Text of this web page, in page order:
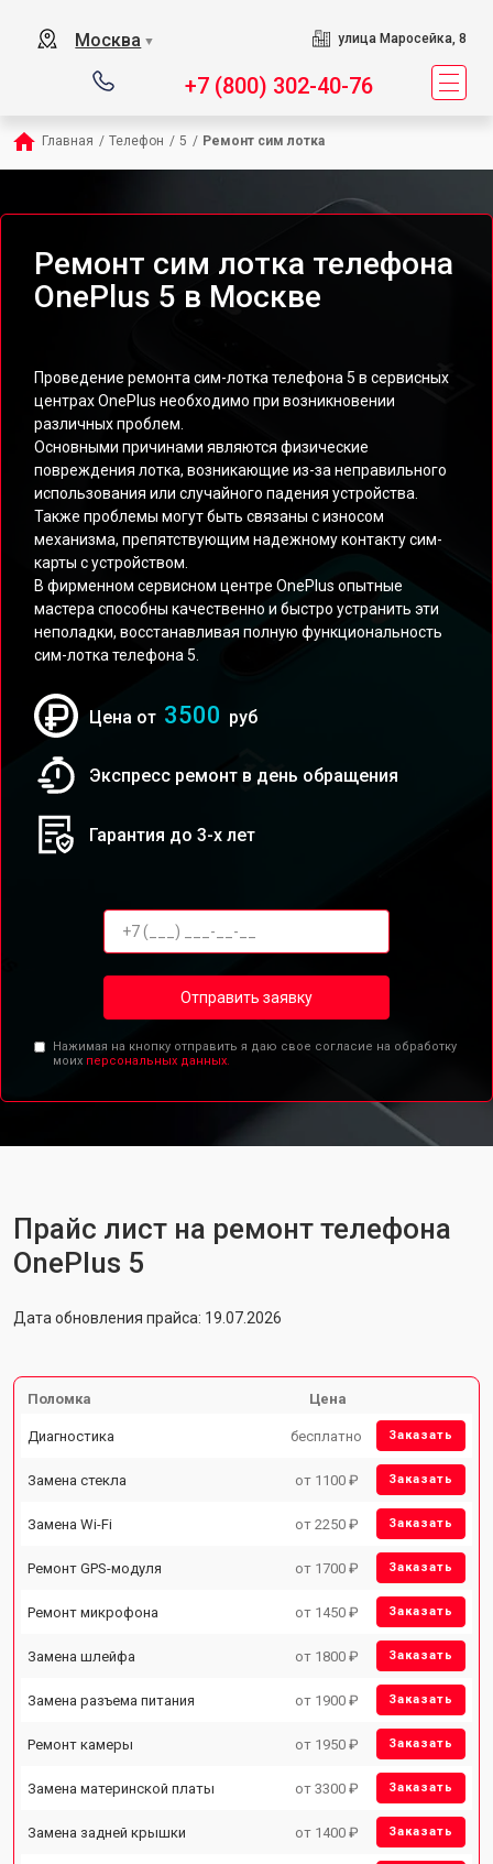
Москва ▼ улица Маросейка, 8
+7 (800) 302-40-76
Главная / Телефон / 5 / Ремонт сим лотка
Ремонт сим лотка телефона
OnePlus 5 в Москве
Проведение ремонта сим-лотка телефона 5 в сервисных
центрах OnePlus необходимо при возникновении
различных проблем.
Основными причинами являются физические
повреждения лотка, возникающие из-за неправильного
использования или случайного падения устройства.
Также проблемы могут быть связаны с износом
механизма, препятствующим надежному контакту сим-
карты с устройством.
В фирменном сервисном центре OnePlus опытные
мастера способны качественно и быстро устранить эти
неполадки, восстанавливая полную функциональность
сим-лотка телефона 5.
Цена от 3500 руб
Экспресс ремонт в день обращения
Гарантия до 3-х лет
Отправить заявку
Нажимая на кнопку отправить я даю свое согласие на обработку
моих персональных данных.
Прайс лист на ремонт телефона
OnePlus 5
Дата обновления прайса: 19.07.2026
Поломка Цена
Диагностика бесплатно Заказать
Замена стекла от 1100 ₽ Заказать
Замена Wi-Fi от 2250 ₽ Заказать
Ремонт GPS-модуля от 1700 ₽ Заказать
Ремонт микрофона от 1450 ₽ Заказать
Замена шлейфа от 1800 ₽ Заказать
Замена разъема питания от 1900 ₽ Заказать
Ремонт камеры от 1950 ₽ Заказать
Замена материнской платы от 3300 ₽ Заказать
Замена задней крышки от 1400 ₽ Заказать